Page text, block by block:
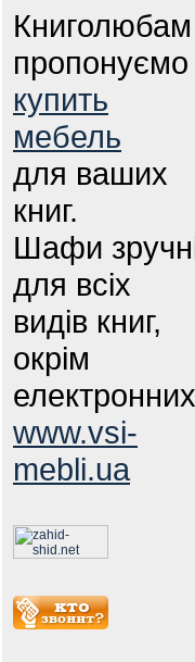
Книголюбам
пропонуємо
купить
мебель
для ваших
книг.
Шафи
для всіх
видів книг,
окрім
www.vsi-
mebli.ua